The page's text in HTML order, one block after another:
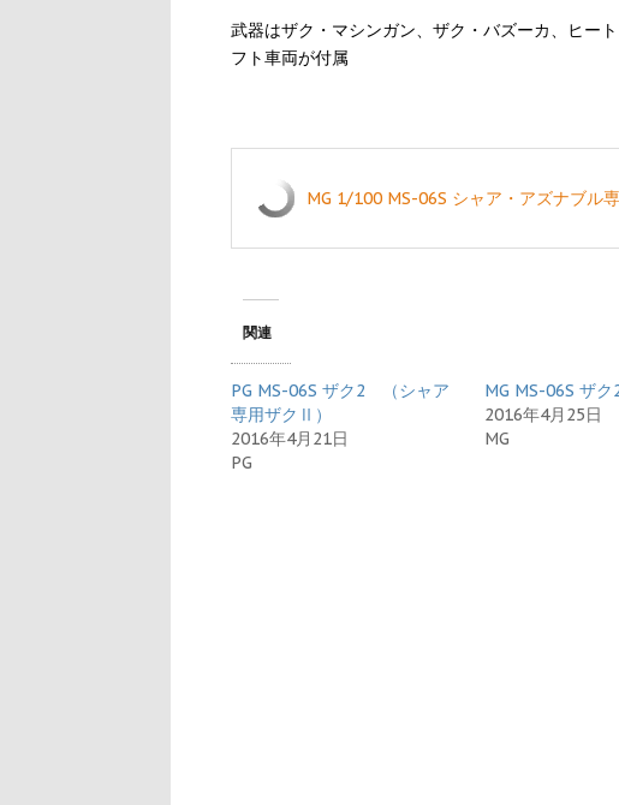
武器はザク・マシンガン、ザク・バズーカ、ヒー
フト車両が付属
MG 1/100 MS-06S シャア・アズナブル
関連
PG MS-06S ザク2 （シャア
専用ザクⅡ）
2016年4月21日
PG
MG MS-06S ザク
2016年4月25日
MG